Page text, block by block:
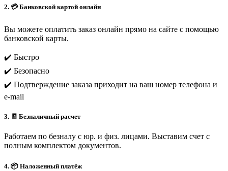
2. 💳 Банковской картой онлайн
Вы можете оплатить заказ онлайн прямо на сайте с помощью
банковской карты.
✔️ Быстро
✔️ Безопасно
✔️ Подтверждение заказа приходит на ваш номер телефона и
e-mail
3. 🧾 Безналичный расчет
Работаем по безналу с юр. и физ. лицами. Выставим счет с
полным комплектом документов.
4. 📦 Наложенный платёж